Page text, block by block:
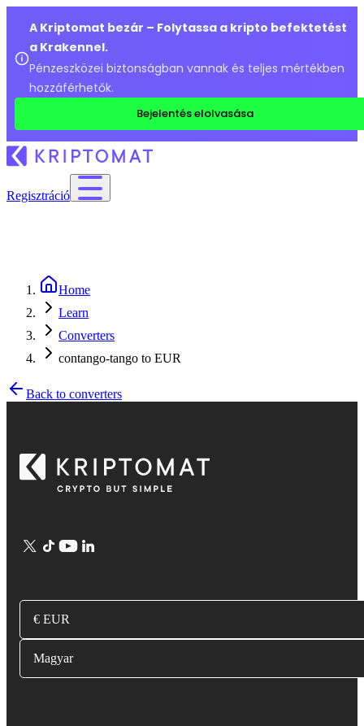
A Kriptomat bezár – Folytassa a kripto befektetést
a Krakennel.
Pénzeszközei biztonságban vannak és teljes mértékben
hozzáférhetők.
Bejelentés elolvasása
Regisztráció
Home
Learn
Converters
contango-tango to EUR
Back to converters
€ EUR
Magyar